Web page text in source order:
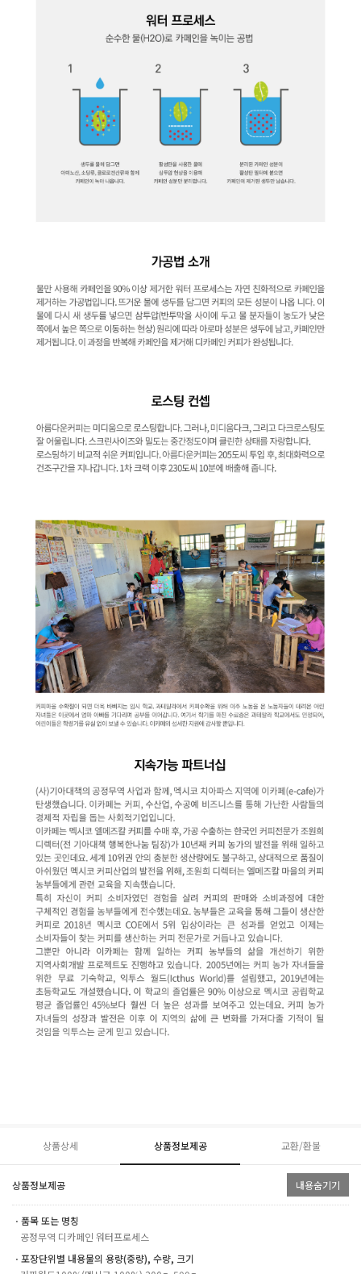
상품상세 상품정보제공 교환/환불
상품정보제공 내용숨기기
ㆍ품목 또는 명칭
공정무역 디카페인 워터프로세스
ㆍ포장단위별 내용물의 용량(중량), 수량, 크기